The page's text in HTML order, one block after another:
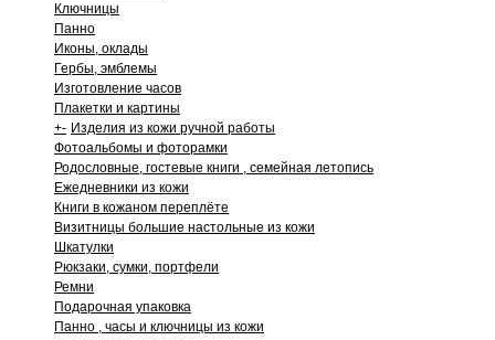
Ключницы
Панно
Иконы, оклады
Гербы, эмблемы
Изготовление часов
Плакетки и картины
+- Изделия из кожи ручной работы
Фотоальбомы и фоторамки
Родословные, гостевые книги , семейная летопись
Ежедневники из кожи
Книги в кожаном переплёте
Визитницы большие настольные из кожи
Шкатулки
Рюкзаки, сумки, портфели
Ремни
Подарочная упаковка
Панно , часы и ключницы из кожи